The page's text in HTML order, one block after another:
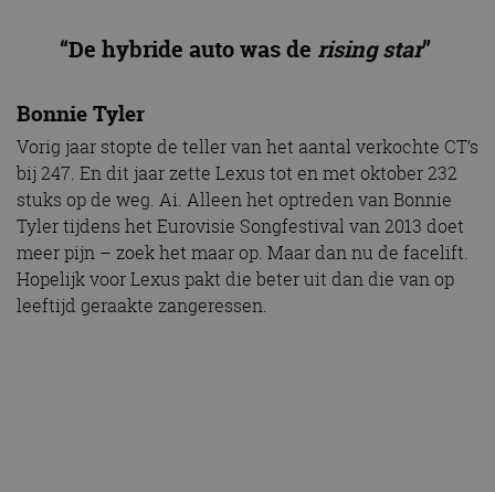
“De hybride auto was de rising star”
Bonnie Tyler
Vorig jaar stopte de teller van het aantal verkochte CT’s
bij 247. En dit jaar zette Lexus tot en met oktober 232
stuks op de weg. Ai. Alleen het optreden van Bonnie
Tyler tijdens het Eurovisie Songfestival van 2013 doet
meer pijn – zoek het maar op. Maar dan nu de facelift.
Hopelijk voor Lexus pakt die beter uit dan die van op
leeftijd geraakte zangeressen.